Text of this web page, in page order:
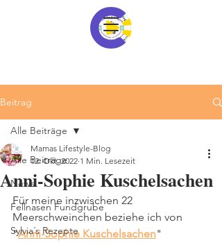
Beitrag
Alle Beiträge
News
Fellnasen Fundgrube
Sylvia´s Rezepte
Alle Beiträge
Anni-Sophie Kuschelsachen
Mamas Lifestyle-Blog
12. Okt. 2022 1 Min. Lesezeit
Für meine inzwischen 22
Meerschweinchen beziehe ich von
"Anni-Sophie Kuschelsachen"